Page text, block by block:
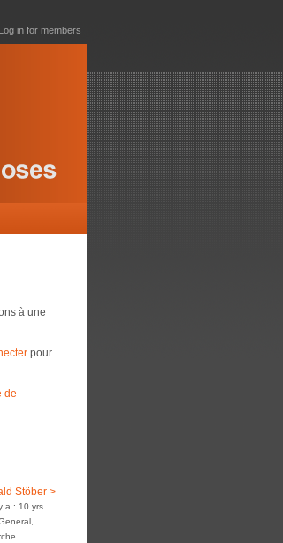
Log in for members
à une
pour
de
Stöber >
a : 10 yrs